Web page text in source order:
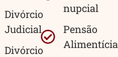
Divórcio
Judicial
Divórcio
nupcial
Pensão
Alimentícia